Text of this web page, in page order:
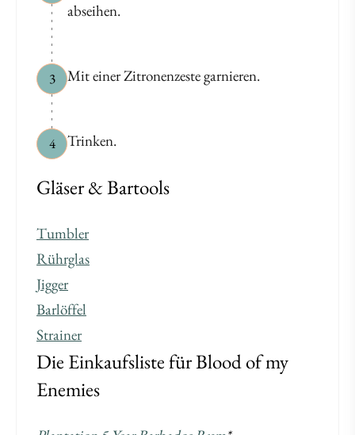
abseihen.
3 Mit einer Zitronenzeste garnieren.
4 Trinken.
Gläser & Bartools
Tumbler
Rührglas
Jigger
Barlöffel
Strainer
Die Einkaufsliste für Blood of my
Enemies